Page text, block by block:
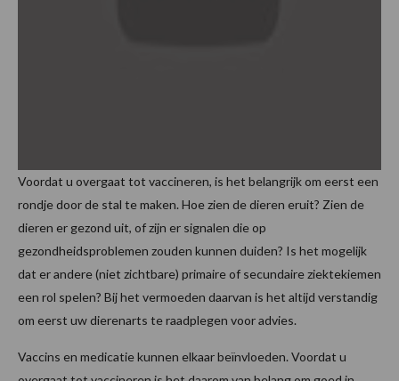
Voordat u overgaat tot vaccineren, is het belangrijk om eerst een
rondje door de stal te maken. Hoe zien de dieren eruit? Zien de
dieren er gezond uit, of zijn er signalen die op
gezondheidsproblemen zouden kunnen duiden? Is het mogelijk
dat er andere (niet zichtbare) primaire of secundaire ziektekiemen
een rol spelen? Bij het vermoeden daarvan is het altijd verstandig
om eerst uw dierenarts te raadplegen voor advies.
Vaccins en medicatie kunnen elkaar beïnvloeden. Voordat u